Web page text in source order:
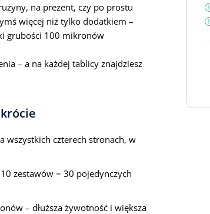
na prezent, czy po prostu
więcej niż tylko dodatkiem –
grubości 100 mikronów
– a na każdej tablicy znajdziesz
wszystkich czterech stronach, w
zestawów = 30 pojedynczych
– dłuższa żywotność i większa